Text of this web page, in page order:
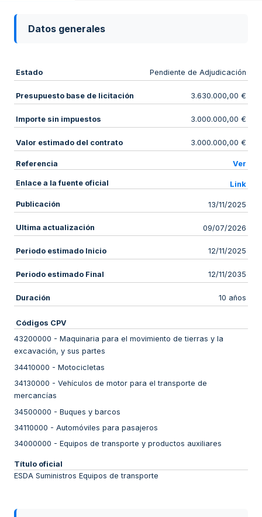
Datos generales
Estado Pendiente de Adjudicación
Presupuesto base de licitación 3.630.000,00 €
Importe sin impuestos 3.000.000,00 €
Valor estimado del contrato 3.000.000,00 €
Referencia Ver
Enlace a la fuente oficial Link
Publicación 13/11/2025
Ultima actualización 09/07/2026
Periodo estimado Inicio 12/11/2025
Periodo estimado Final 12/11/2035
Duración 10 años
Códigos CPV
43200000 - Maquinaria para el movimiento de tierras y la
excavación, y sus partes
34410000 - Motocicletas
34130000 - Vehículos de motor para el transporte de
mercancías
34500000 - Buques y barcos
34110000 - Automóviles para pasajeros
34000000 - Equipos de transporte y productos auxiliares
Título oficial
ESDA Suministros Equipos de transporte